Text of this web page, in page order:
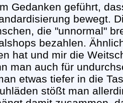
Gedanken geführt,
bewegt.
die "unnormal"
bezahlen.
hat und mir die
man auch für
etwas tiefer in die
stößt man